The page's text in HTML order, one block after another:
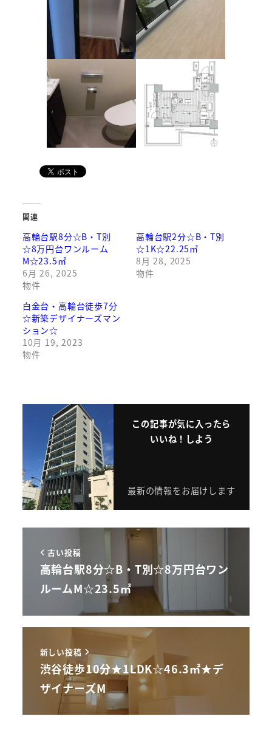
関連
高輪台駅8分☆B・T別
☆8万円台ワンルーム
M☆23.5㎡
6月 26, 2025
物件
高輪台駅2分☆B・T別
☆1K☆22.25㎡
8月 28, 2025
物件
白金台・高輪台徒歩7分
☆新築デザイナーズマン
ション☆
10月 19, 2023
物件
この記事が気に入ったら
いいね！しよう
最新の情報をお届けします
古い投稿
高輪台駅8分☆B・T別☆8万円台ワン
ルームM☆23.5㎡
新しい投稿
渋谷徒歩10分★1LDK☆46.3㎡★デ
ザイナーズM